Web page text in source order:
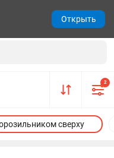
2
сверху
Открыть